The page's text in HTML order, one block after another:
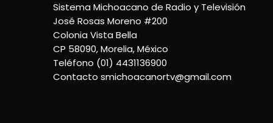
Sistema Michoacano de Radio y Televisión
José Rosas Moreno #200
Colonia Vista Bella
CP 58090, Morelia, México
Teléfono (01) 4431136900
Contacto smichoacanortv@gmail.com